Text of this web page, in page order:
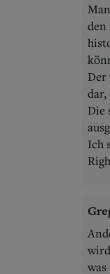
den
Der
Die
Ich